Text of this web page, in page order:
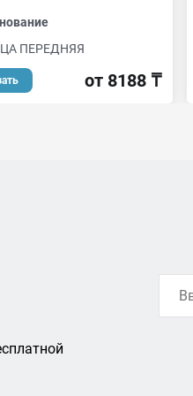
ПЕРЕДНЯЯ
от 8188 ₸